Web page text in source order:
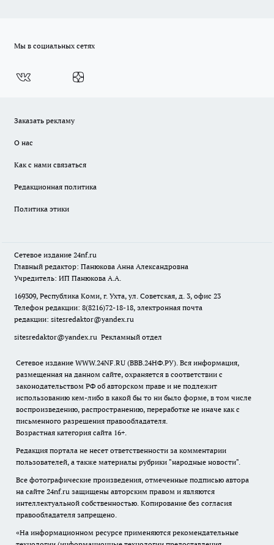
Мы в социальных сетях
Заказать рекламу
О нас
Как с нами связаться
Редакционная политика
Политика этики
Сетевое издание 24nf.ru
Главный редактор: Панюкова Анна Александровна
Учредитель: ИП Панюкова А.А.
169309, Республика Коми, г. Ухта, ул. Советская, д. 3, офис 23
Телефон редакции: 8(8216)72-18-18, электронная почта
редакции: sitesredaktor@yandex.ru
sitesredaktor@yandex.ru Рекламный отдел
Сетевое издание WWW.24NF.RU (ВВВ.24НФ.РУ). Вся информация,
размещенная на данном сайте, охраняется в соответствии с
законодательством РФ об авторском праве и не подлежит
использованию кем-либо в какой бы то ни было форме, в том числе
воспроизведению, распространению, переработке не иначе как с
письменного разрешения правообладателя.
Возрастная категория сайта 16+.
Редакция портала не несет ответственности за комментарии
пользователей, а также материалы рубрики "народные новости".
Все фотографические произведения, отмеченные подписью автора
на сайте 24nf.ru защищены авторским правом и являются
интеллектуальной собственностью. Копирование без согласия
правообладателя запрещено.
«На информационном ресурсе применяются рекомендательные